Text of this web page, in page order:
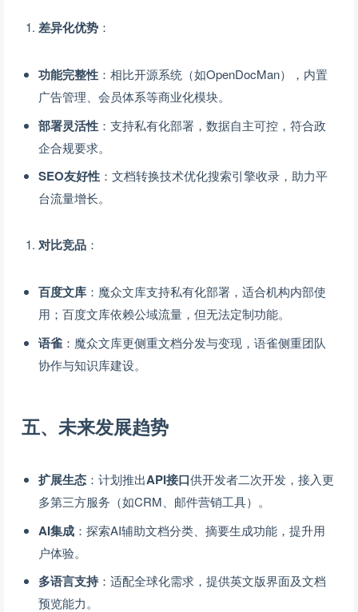
差异化优势 ：
功能完整性 ：相比开源系统（如OpenDocMan），内置
广告管理、会员体系等商业化模块。
部署灵活性 ：支持私有化部署，数据自主可控，符合政
企合规要求。
SEO友好性 ：文档转换技术优化搜索引擎收录，助力平
台流量增长。
对比竞品 ：
百度文库 ：魔众文库支持私有化部署，适合机构内部使
用；百度文库依赖公域流量，但无法定制功能。
语雀 ：魔众文库更侧重文档分发与变现，语雀侧重团队
协作与知识库建设。
五、未来发展趋势
扩展生态 ：计划推出API接口供开发者二次开发，接入更
多第三方服务（如CRM、邮件营销工具）。
AI集成 ：探索AI辅助文档分类、摘要生成功能，提升用
户体验。
多语言支持：适配全球化需求，提供英文版界面及文档
预览能力。